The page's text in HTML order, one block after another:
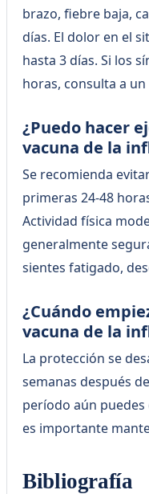
brazo, fiebre baja,
días. El dolor en el
hasta 3 días. Si los
horas, consulta a
¿Puedo hacer
vacuna de la
Se recomienda
primeras 24-48
Actividad física
generalmente
sientes fatigado,
¿Cuándo
vacuna de la
La protección se
semanas después
período aún
es importante
Bibliografía